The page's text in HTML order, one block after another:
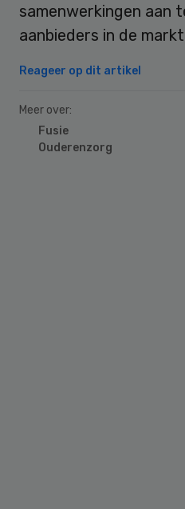
samenwerkingen aan
aanbieders in de
Reageer op dit artikel
Meer over:
Fusie
Ouderenzorg